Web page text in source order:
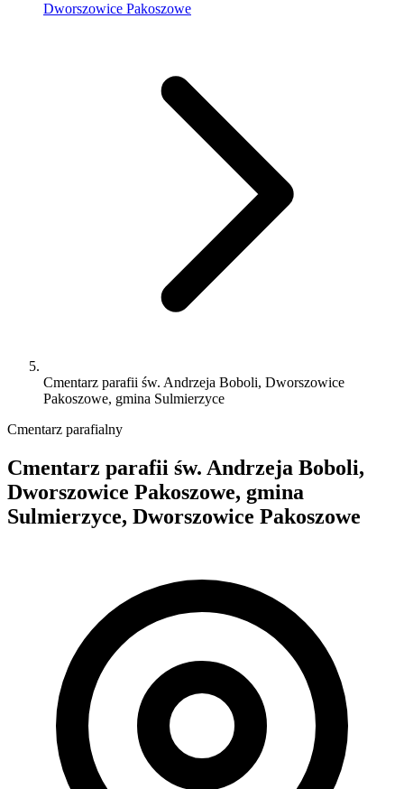
Dworszowice Pakoszowe
Cmentarz parafii św. Andrzeja Boboli, Dworszowice
Pakoszowe, gmina Sulmierzyce
Cmentarz parafialny
Cmentarz parafii św. Andrzeja Boboli,
Dworszowice Pakoszowe, gmina
Sulmierzyce, Dworszowice Pakoszowe